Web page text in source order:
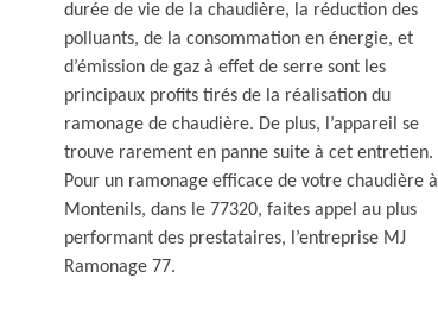
durée de vie de la chaudière, la réduction des
polluants, de la consommation en énergie, et
d’émission de gaz à effet de serre sont les
principaux profits tirés de la réalisation du
ramonage de chaudière. De plus, l’appareil se
trouve rarement en panne suite à cet entretien.
Pour un ramonage efficace de votre chaudière à
Montenils, dans le 77320, faites appel au plus
performant des prestataires, l’entreprise MJ
Ramonage 77.